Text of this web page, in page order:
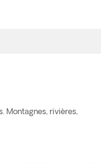
Montagnes, rivières,